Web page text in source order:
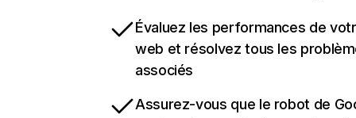
Évaluez les performances de
web et résolvez tous les
associés
Assurez-vous que le robot de